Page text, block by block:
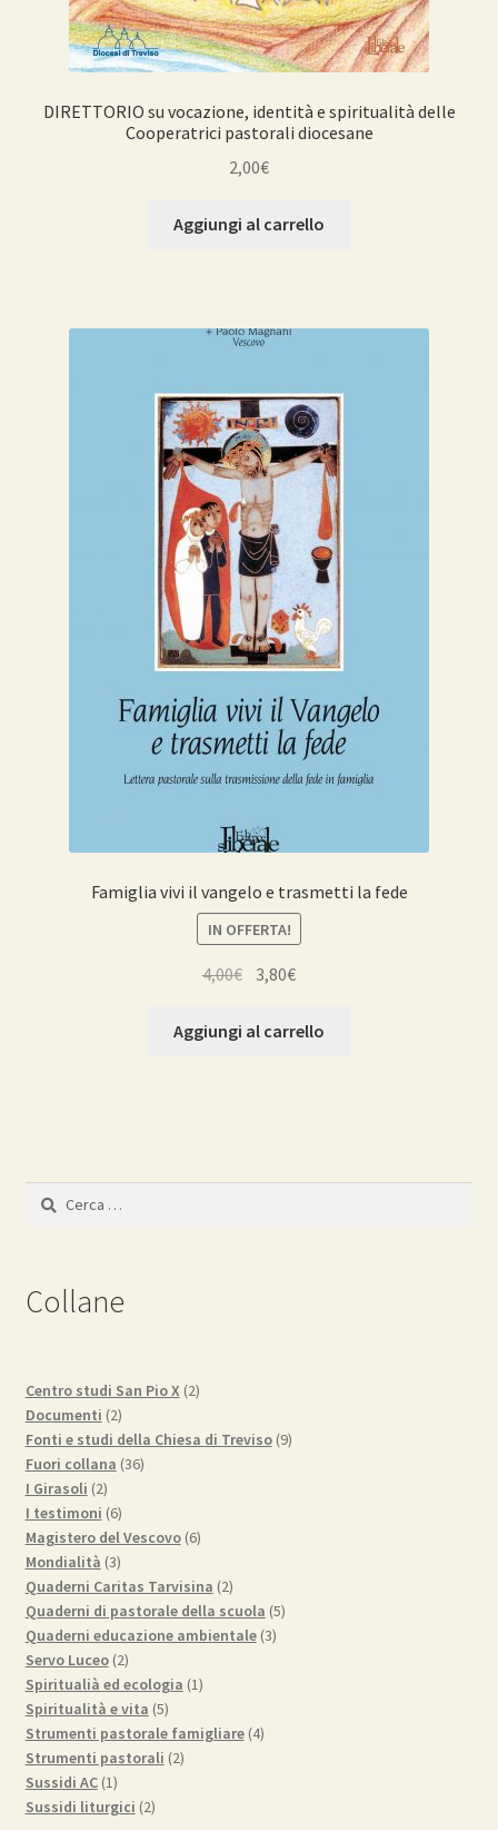
DIRETTORIO su vocazione, identità e spiritualità delle
Cooperatrici pastorali diocesane
2,00€
Aggiungi al carrello
Famiglia vivi il vangelo e trasmetti la fede
IN OFFERTA!
4,00€
originale
3,80€Il
attuale
Aggiungi al carrello
Ricerca
Collane
Centro studi San Pio X 22
Documenti 22
prodotti
Fonti e studi della Chiesa di Treviso 99
Fuori collana 3636
I Girasoli 22
prodotti
I testimoni 66
prodotti
Magistero del Vescovo 66
Mondialità 33
prodotti
Quaderni Caritas Tarvisina 22
prodotti
Quaderni di pastorale della scuola 55
Quaderni educazione ambientale 33
Servo Luceo 22
prodotti
Spiritualià ed ecologia 11
Spiritualità e vita 55
prodotti
Strumenti pastorale famigliare 44
Strumenti pastorali 22
Sussidi AC 11
prodotto
Sussidi liturgici 22